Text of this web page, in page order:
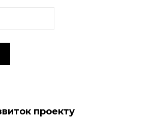
проекту